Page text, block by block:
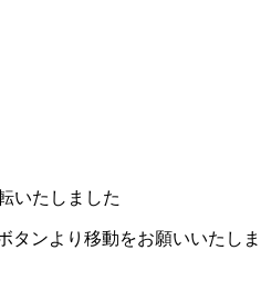
いたしました
タンより移動をお願いいたし